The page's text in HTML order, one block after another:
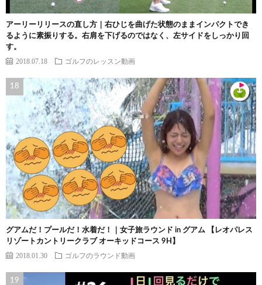
アーリーリリースの直し方｜右ひじを曲げた状態のままインパクトでき
るように素振りする。右肩を下げるのではなく、左サイドをしっかり回
す。
2018.07.18 ゴルフのレッスン動画
グアムだ！プールだ！水着だ！｜女子旅ラウンド in グアム 【レオパレス
リゾートカントリークラブ オーキッドコース 9H】
2018.01.30 ゴルフのラウンド動画